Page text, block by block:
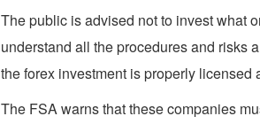
The public is advised not to invest what
understand all the procedures and risks
the forex investment is properly
The FSA warns that these companies